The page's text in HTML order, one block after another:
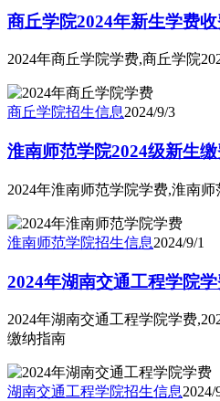
商丘学院2024年新生学费
2024年商丘学院学费,商丘学院
商丘学院招生信息2024/9/3
淮南师范学院2024级新生
2024年淮南师范学院学费,淮南
淮南师范学院招生信息2024/9/1
2024年湖南交通工程学院
2024年湖南交通工程学院学费
缴纳指南
湖南交通工程学院招生信息2024/